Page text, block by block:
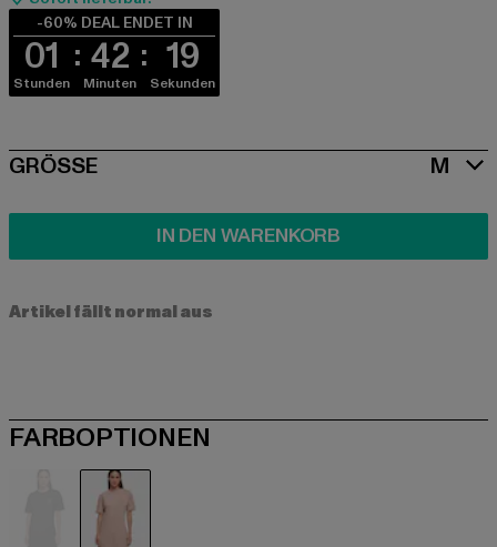
-60% DEAL ENDET IN
01
Stunden
42
Minuten
19
Sekunden
SIZE
GRÖSSE M
IN DEN WARENKORB
Artikel fällt normal aus
FARBOPTIONEN